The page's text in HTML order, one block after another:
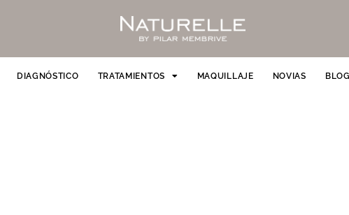
DIAGNÓSTICO TRATAMIENTOS MAQUILLAJE NOVIAS BLOG